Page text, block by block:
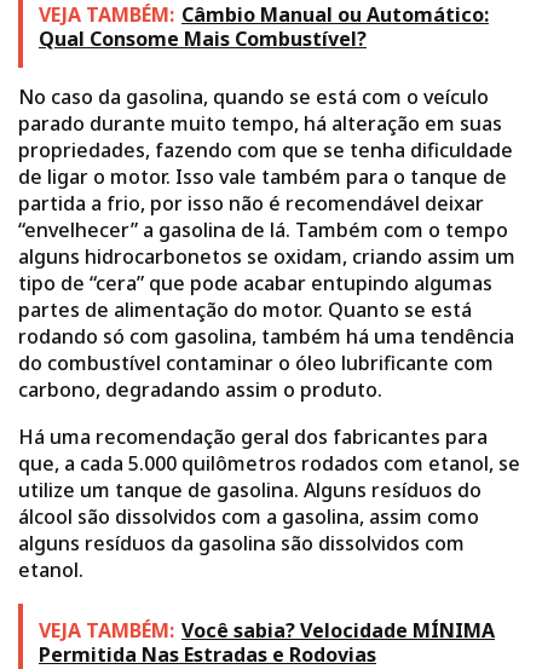
VEJA TAMBÉM: Câmbio Manual ou Automático:
Qual Consome Mais Combustível?
No caso da gasolina, quando se está com o veículo
parado durante muito tempo, há alteração em suas
propriedades, fazendo com que se tenha dificuldade
de ligar o motor. Isso vale também para o tanque de
partida a frio, por isso não é recomendável deixar
“envelhecer” a gasolina de lá. Também com o tempo
alguns hidrocarbonetos se oxidam, criando assim um
tipo de “cera” que pode acabar entupindo algumas
partes de alimentação do motor. Quanto se está
rodando só com gasolina, também há uma tendência
do combustível contaminar o óleo lubrificante com
carbono, degradando assim o produto.
Há uma recomendação geral dos fabricantes para
que, a cada 5.000 quilômetros rodados com etanol, se
utilize um tanque de gasolina. Alguns resíduos do
álcool são dissolvidos com a gasolina, assim como
alguns resíduos da gasolina são dissolvidos com
etanol.
VEJA TAMBÉM: Você sabia? Velocidade MÍNIMA
Permitida Nas Estradas e Rodovias